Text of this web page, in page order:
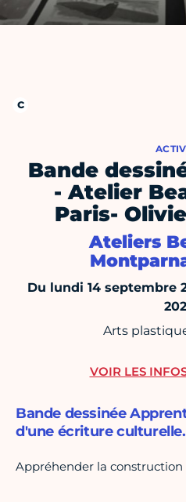
Bande
- Atelier
Paris-
Ateliers
Du lundi 14 septembre
Arts
Bande dessinée
d'une écriture culturelle.
Appréhender la construction
VOIR LES